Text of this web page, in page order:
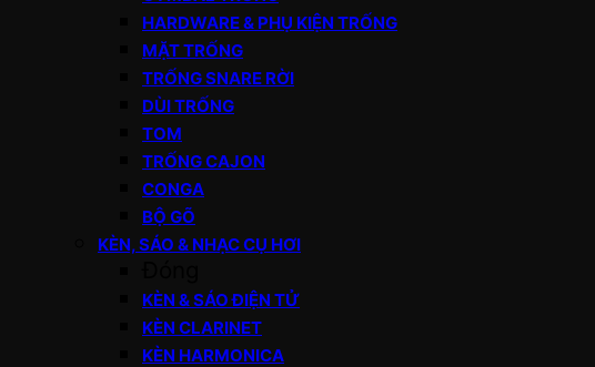
HARDWARE & PHỤ KIỆN TRỐNG
MẶT TRỐNG
TRỐNG SNARE RỜI
DÙI TRỐNG
TOM
TRỐNG CAJON
CONGA
BỘ GÕ
KÈN, SÁO & NHẠC CỤ HƠI
KÈN & SÁO ĐIỆN TỬ
KÈN CLARINET
KÈN HARMONICA